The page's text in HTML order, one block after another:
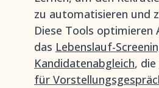
zu automatisieren und
Diese Tools optimieren
das Lebenslauf-
Kandidatenabgleich, die
für